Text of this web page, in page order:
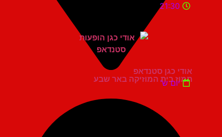
תמוז בית המוזיקה באר שבע
21:30
אודי כגן סטנדאפ
יום ש'